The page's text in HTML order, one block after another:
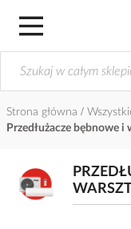
Strona główna
Przedłużacze bębnowe i